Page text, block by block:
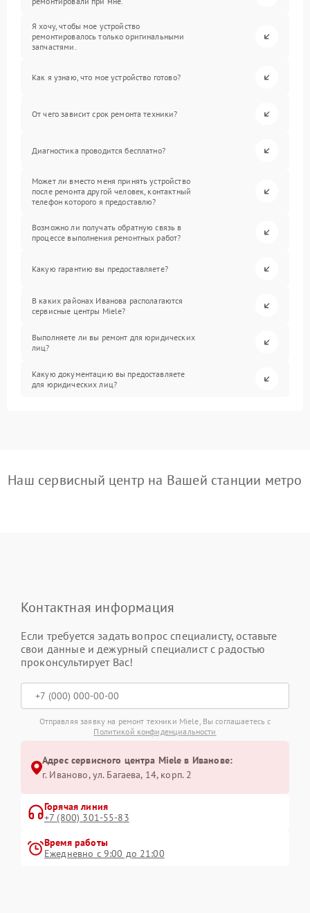
Я хочу, чтобы мое устройство
ремонтировалось только оригинальными
запчастями.
Как я узнаю, что мое устройство готово?
От чего зависит срок ремонта техники?
Диагностика проводится бесплатно?
Может ли вместо меня принять устройство
после ремонта другой человек, контактный
телефон которого я предоставлю?
Возможно ли получать обратную связь в
процессе выполнения ремонтных работ?
Какую гарантию вы предоставляете?
В каких районах Иванова располагаются
сервисные центры Miele?
Выполняете ли вы ремонт для юридических
лиц?
Какую документацию вы предоставляете
для юридических лиц?
Наш сервисный центр на Вашей станции метро
Контактная информация
Если требуется задать вопрос специалисту, оставьте
свои данные и дежурный специалист с радостью
проконсультирует Вас!
Отправляя заявку на ремонт техники Miele, Вы соглашаетесь с
Политикой конфиденциальности
Адрес сервисного центра Miele в Иванове:
г. Иваново, ул. Багаева, 14, корп. 2
Горячая линия
+7 (800) 301-55-83
Время работы
Ежедневно с 9:00 до 21:00